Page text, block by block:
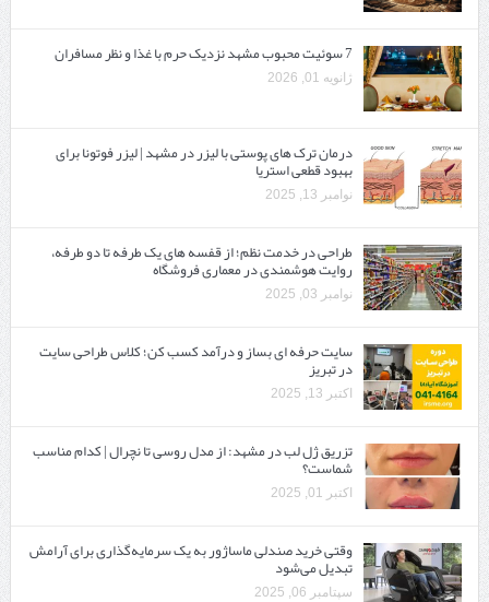
7 سوئیت محبوب مشهد نزدیک حرم با غذا و نظر مسافران
ژانویه 01, 2026
درمان ترک های پوستی با لیزر در مشهد | لیزر فوتونا برای
بهبود قطعی استریا
نوامبر 13, 2025
طراحی در خدمت نظم؛ از قفسه ‌های یک‌ طرفه تا دو طرفه،
روایت هوشمندی در معماری فروشگاه
نوامبر 03, 2025
سایت حرفه ‌ای بساز و درآمد کسب کن؛ کلاس طراحی سایت
در تبریز
اکتبر 13, 2025
تزریق ژل لب در مشهد: از مدل روسی تا نچرال | کدام مناسب
شماست؟
اکتبر 01, 2025
وقتی خرید صندلی ماساژور به یک سرمایه‌گذاری برای آرامش
تبدیل می‌شود
سپتامبر 06, 2025